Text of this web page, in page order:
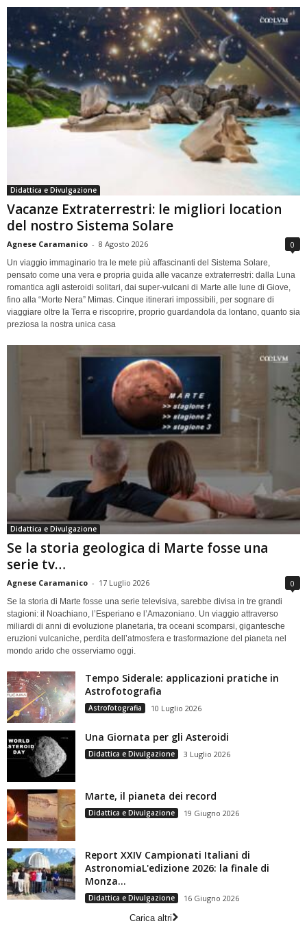
Didattica e Divulgazione
Vacanze Extraterrestri: le migliori location
del nostro Sistema Solare
Agnese Caramanico - 8 Agosto 2026 0
Un viaggio immaginario tra le mete più affascinanti del Sistema Solare,
pensato come una vera e propria guida alle vacanze extraterrestri: dalla Luna
romantica agli asteroidi solitari, dai super-vulcani di Marte alle lune di Giove,
fino alla “Morte Nera” Mimas. Cinque itinerari impossibili, per sognare di
viaggiare oltre la Terra e riscoprire, proprio guardandola da lontano, quanto sia
preziosa la nostra unica casa
Didattica e Divulgazione
Se la storia geologica di Marte fosse una
serie tv…
Agnese Caramanico - 17 Luglio 2026 0
Se la storia di Marte fosse una serie televisiva, sarebbe divisa in tre grandi
stagioni: il Noachiano, l’Esperiano e l’Amazoniano. Un viaggio attraverso
miliardi di anni di evoluzione planetaria, tra oceani scomparsi, gigantesche
eruzioni vulcaniche, perdita dell’atmosfera e trasformazione del pianeta nel
mondo arido che osserviamo oggi.
Tempo Siderale: applicazioni pratiche in
Astrofotografia
Astrofotografia 10 Luglio 2026
Una Giornata per gli Asteroidi
Didattica e Divulgazione 3 Luglio 2026
Marte, il pianeta dei record
Didattica e Divulgazione 19 Giugno 2026
Report XXIV Campionati Italiani di
AstronomiaL'edizione 2026: la finale di
Monza...
Didattica e Divulgazione
16 Giugno 2026
Carica altri